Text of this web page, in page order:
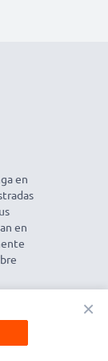
en
en
×